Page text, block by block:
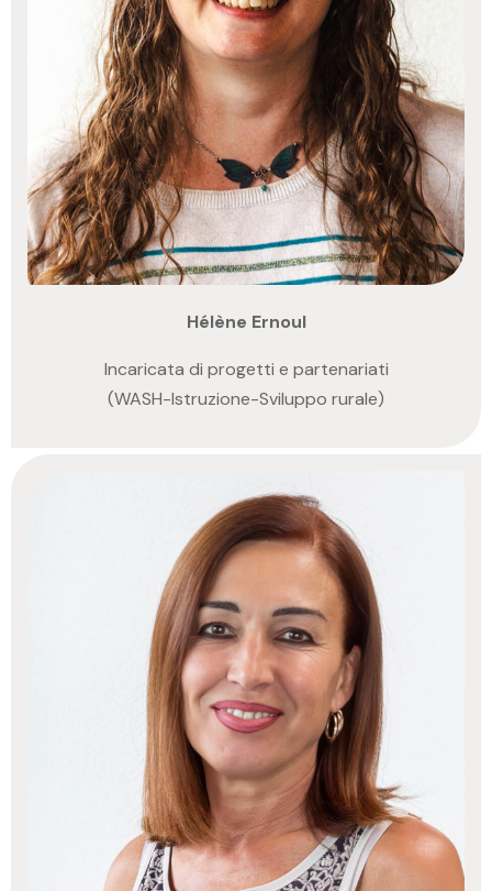
Hélène Ernoul
Incaricata di progetti e partenariati
(WASH-Istruzione-Sviluppo rurale)